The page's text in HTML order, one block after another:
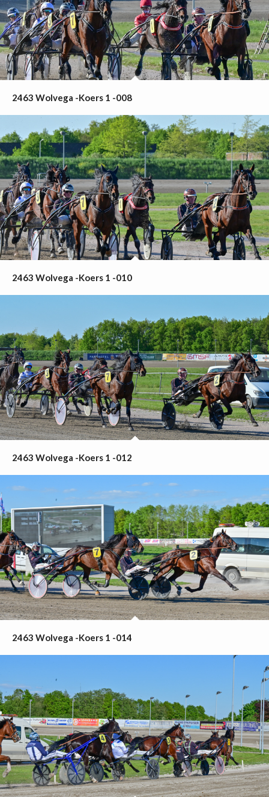
2463 Wolvega -Koers 1 -008
2463 Wolvega -Koers 1 -010
2463 Wolvega -Koers 1 -012
2463 Wolvega -Koers 1 -014